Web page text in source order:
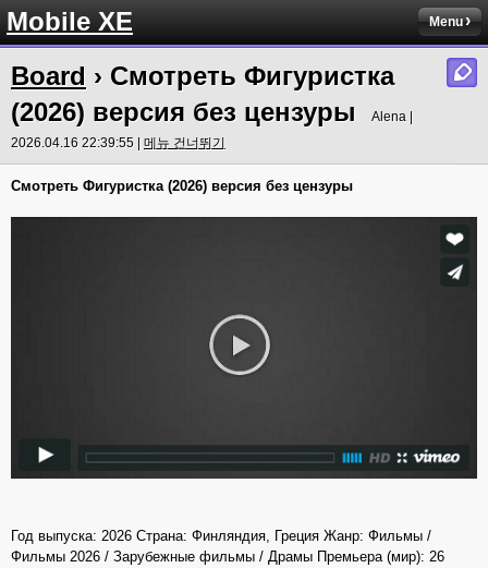
Mobile XE Menu
Board › Смотреть Фигуристка
(2026) версия без цензуры
Alena |
2026.04.16 22:39:55 | 메뉴 건너뛰기
Смотреть Фигуристка (2026) версия без цензуры
Год выпуска: 2026 Страна: Финляндия, Греция Жанр: Фильмы /
Фильмы 2026 / Зарубежные фильмы / Драмы Премьера (мир): 26